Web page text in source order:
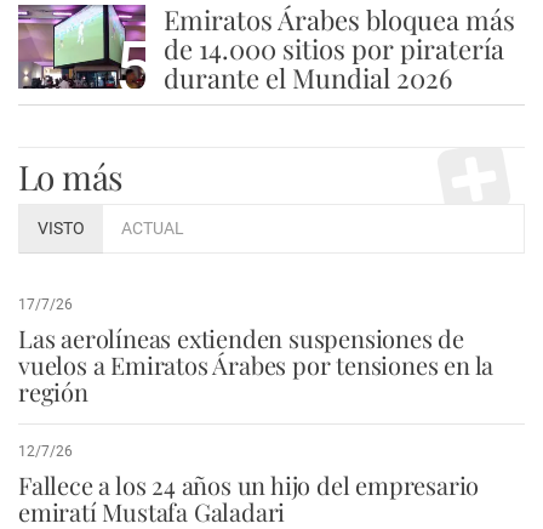
5
Emiratos Árabes bloquea más
de 14.000 sitios por piratería
durante el Mundial 2026
Lo más
VISTO ACTUAL
17/7/26
Las aerolíneas extienden suspensiones de
vuelos a Emiratos Árabes por tensiones en la
región
12/7/26
Fallece a los 24 años un hijo del empresario
emiratí Mustafa Galadari